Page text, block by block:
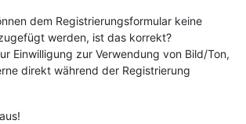
dem Registrierungsformular keine
werden, ist das korrekt?
Einwilligung zur Verwendung von Bild/Ton,
direkt während der Registrierung